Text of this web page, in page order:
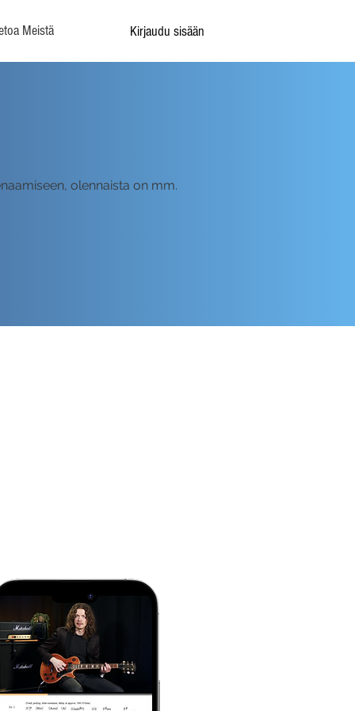
Meistä Kirjaudu sisään
olennaista on mm.